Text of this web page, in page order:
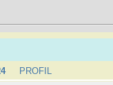
PROFIL